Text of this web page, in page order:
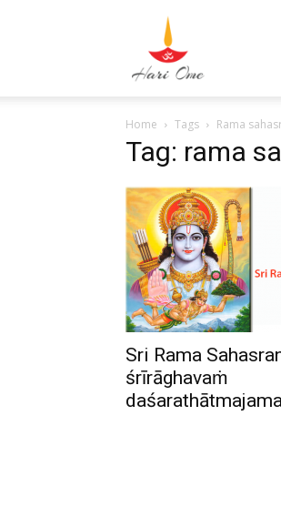
Home Tags Rama
Tag: rama
Sri Rama
śrīrāghavaṁ